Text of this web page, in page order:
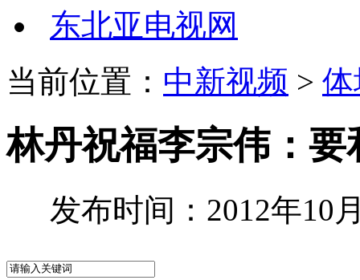
东北亚电视网
当前位置： 中新视频 >
林丹祝福李宗伟：
发布时间：2012年10